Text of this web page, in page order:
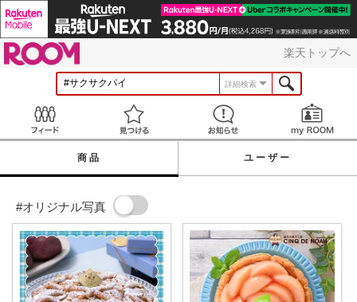
楽天トップへ
詳細検索
見つける お知らせ
商品 ユーザー
#オリジナル写真